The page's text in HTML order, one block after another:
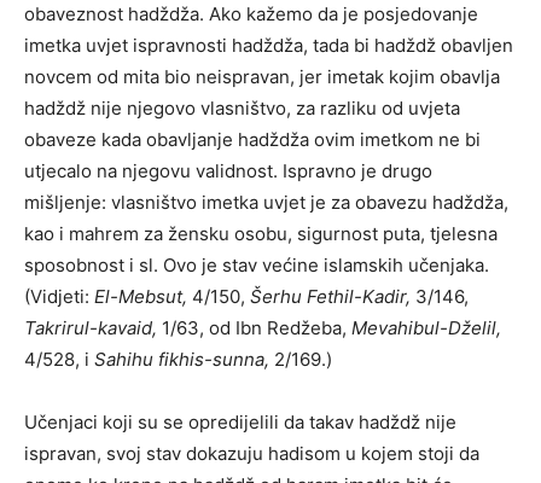
obaveznost hadždža. Ako kažemo da je posjedovanje
imetka uvjet ispravnosti hadždža, tada bi hadždž obavljen
novcem od mita bio neispravan, jer imetak kojim obavlja
hadždž nije njegovo vlasništvo, za razliku od uvjeta
obaveze kada obavljanje hadždža ovim imetkom ne bi
utjecalo na njegovu validnost. Ispravno je drugo
mišljenje: vlasništvo imetka uvjet je za obavezu hadždža,
kao i mahrem za žensku osobu, sigurnost puta, tjelesna
sposobnost i sl. Ovo je stav većine islamskih učenjaka.
(Vidjeti: El-Mebsut, 4/150, Šerhu Fethil-Kadir, 3/146,
Takrirul-kavaid, 1/63, od Ibn Redžeba, Mevahibul-Dželil,
4/528, i Sahihu fikhis-sunna, 2/169.)
Učenjaci koji su se opredijelili da takav hadždž nije
ispravan, svoj stav dokazuju hadisom u kojem stoji da